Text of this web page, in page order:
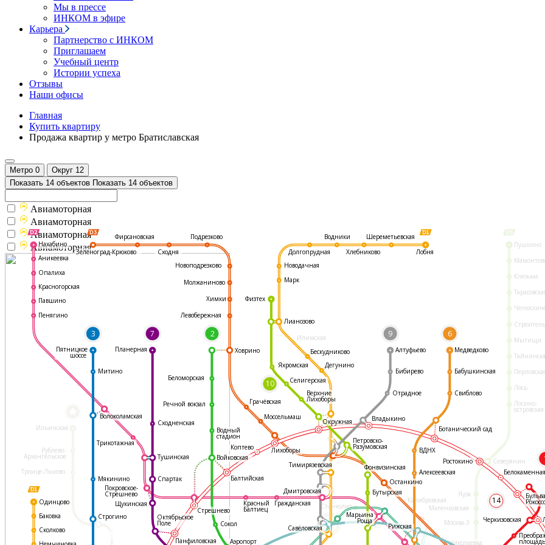
Мы в прессе
ИНКОМ в эфире
Карьера
Партнерство с ИНКОМ
Приглашаем
Учебный центр
Истории успеха
Отзывы
Наши офисы
Главная
Купить квартиру
Продажа квартир у метро Братиславская
Метро 0 Округ 12
Показать 14 объектов Показать 14 объектов
Илимская
Пушкино
Клязьма
Мытищи
Лось
Лосино-
островская
Северянин
Яуза
Маленковская
Москва-3
Николаевка
Ильинская
Рублево-
Архангельское
Троице-Лыково
Калибровская
Станколит
3 7
14
2 9 6
10
Фирсановская
Сходня
Подрезково
Новоподрезково
Молжаниново
Химки
Левобережная
Ховрино
Грачёвская
Моссельмаш
Останкино
Медведково
Бабушкинская
Свиблово
ВДНХ
Алексеевская
Рижская
Аэропорт
Сокол
Красный
Балтиец
Гражданская
Дмитровская
Коптево Лихоборы
Балтийская
Войковская
Водный
стадион
Сходненская
Трикотажная
Волоколамская
Тушинская
Мякинино
Строгино
Митино
Нахабино
Аникеевка
Опалиха
Красногорская
Павшино
Пенягино
Одинцово
Баковка
Сколково
Пятницкое
шоссе
Планерная
Спартак
Стрешнево
Щукинская
Октябрьское
Поле
Панфиловская
Окружная
Дегунино
Бескудниково
Верхние
Лихоборы
Селигерская
Физтех
Яхромская
Марк
Лианозово
Новодачная
Речной вокзал
Беломорская
Долгопрудная
Водники
Хлебниково
Шереметьевская
Лобня
Тимирязевская
Марьина
Роща
Савёловская
Фонвизинская
Бутырская
Петровско-
Разумовская
Покровское-
Стрешнево
Бибирево
Отрадное
Владыкино
Ботанический сад
Алтуфьево
Ростокино
Черкизовская
площадь
Зеленоград-Крюково
Авиамоторная
Авиамоторная
Авиамоторная
Авиамоторная